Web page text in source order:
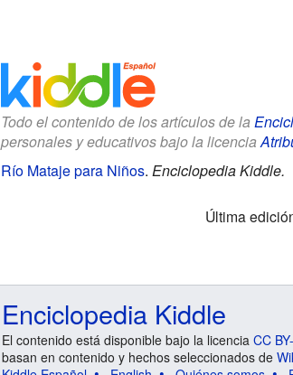
Todo el contenido de los artículos de la
personales y educativos bajo la licencia
Río Mataje para Niños. Enciclopedia Kiddle.
Última
Enciclopedia Kiddle
El contenido está disponible bajo la licencia CC
basan en contenido y hechos seleccionados de